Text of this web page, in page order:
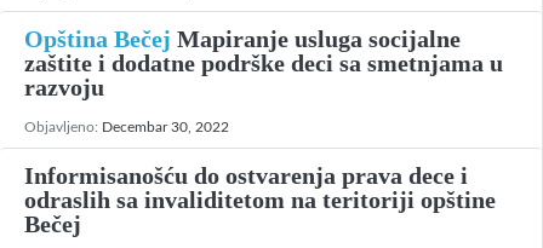
Opština Bečej Mapiranje usluga socijalne
zaštite i dodatne podrške deci sa smetnjama u
razvoju
Objavljeno: Decembar 30, 2022
Informisanošću do ostvarenja prava dece i
odraslih sa invaliditetom na teritoriji opštine
Bečej